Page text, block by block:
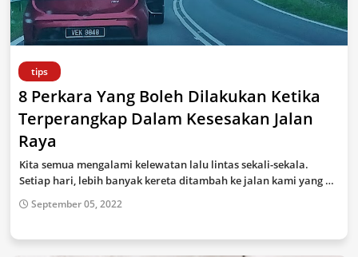
tips
8 Perkara Yang Boleh Dilakukan Ketika
Terperangkap Dalam Kesesakan Jalan
Raya
Kita semua mengalami kelewatan lalu lintas sekali-sekala.
Setiap hari, lebih banyak kereta ditambah ke jalan kami yang …
September 05, 2022